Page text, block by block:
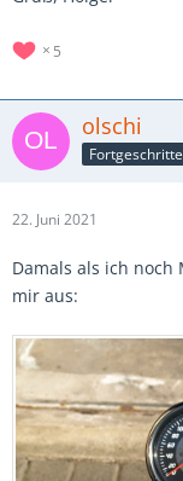
5
olschi
22. Juni 2021
Damals als ich
mir aus: